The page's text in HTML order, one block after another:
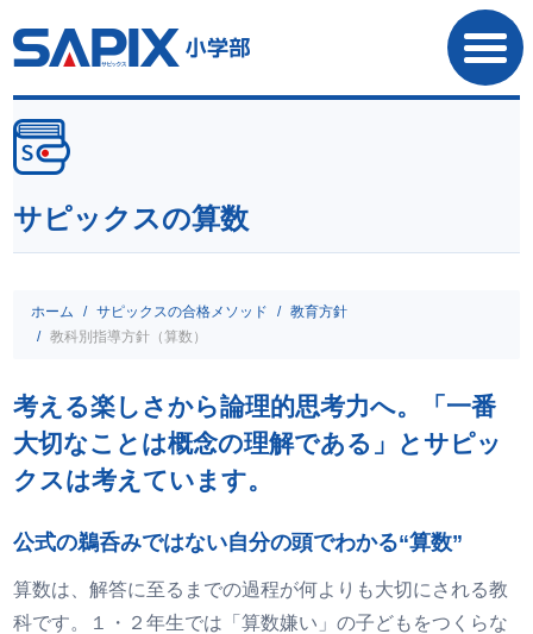
SAPIX小学部
サピックスの算数
ホーム サピックスの合格メソッド
教育方針
教科別指導方針（算数）
考える楽しさから論理的思考力へ。「一番
大切なことは概念の理解である」とサピッ
クスは考えています。
公式の鵜呑みではない自分の頭でわかる“算数”
算数は、解答に至るまでの過程が何よりも大切にされる教
科です。１・２年生では「算数嫌い」の子どもをつくらな